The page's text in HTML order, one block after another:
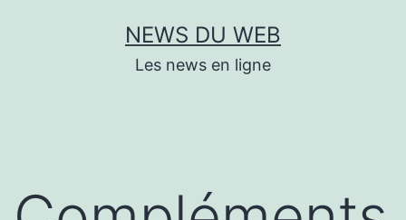
NEWS DU WEB
Les news en ligne